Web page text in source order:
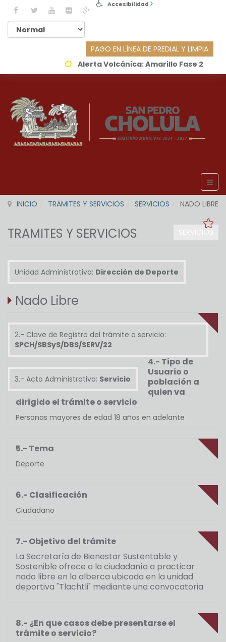
Accesibilidad
PAGO EN LÍNEA DE PREDIAL Y LIMPIA
Alerta Volcánica:Amarillo Fase 2
INICIO TRAMITES Y SERVICIOS SERVICIOS NADO LIBRE
TRAMITES Y SERVICIOS
Unidad Administrativa: Dirección de Deporte
Nado Libre
2.- Clave de Registro del trámite o servicio:
SPCH/SBSyS/DBS/SERV/22
3.- Acto Administrativo: Servicio
4.- Tipo de
Usuario o
población a
quien va
dirigido el trámite o servicio
Personas mayores de edad 18 años en adelante
5.- Tema
Deporte
6.- Clasificación
Ciudadano
7.- Objetivo del trámite
La Secretaría de Bienestar Sustentable y
Sostenible ofrece a la ciudadanía a practicar
nado libre en la alberca ubicada en la unidad
deportiva "Tlachtli" mediante una convocatoria
8.- ¿En que casos debe presentarse el
trámite o servicio?